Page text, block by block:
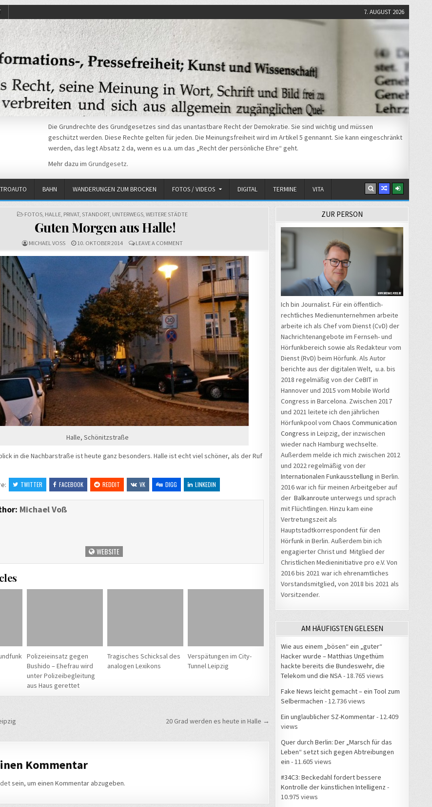
7. AUGUST 2026
Die Grundrechte des Grundgesetzes sind das unantastbare Recht der Demokratie. Sie sind wichtig und müssen
geschützt werden. Diese Rechte gelten für jeden. Die Meinungsfreiheit wird im Artikel 5 gennannt. Sie kann eingeschränkt
werden, das legt Absatz 2 da, wenn es u.a. um das „Recht der persönliche Ehre“ geht.
Mehr dazu im Grundgesetz.
BAHN WANDERUNGEN ZUM BROCKEN FOTOS / VIDEOS DIGITAL TERMINE VITA
POSTED
FOTOS HALLE PRIVAT, STANDORT, UNTERWEGS ,WEITERE STÄDTE
Guten Morgen aus Halle!
MICHAEL VOSS 10. OKTOBER 2014 LEAVE A COMMENTON
GUTEN
MORGEN
Halle, Schönitzstraße
in die Nachbarstraße ist heute ganz besonders. Halle ist echt viel schöner, als der Ruf
TWITTER FACEBOOK REDDIT VK DIGG LINKEDIN
Michael Voß
WEBSITE
Polizeieinsatz gegen
Bushido – Ehefrau wird
unter Polizeibegleitung
aus Haus gerettet
Tragisches Schicksal des
analogen Lexikons
Verspätungen im City-
Tunnel Leipzig
20 Grad werden es heute in Halle →
Kommentar
sein, um einen Kommentar abzugeben.
ZUR PERSON
Ich bin Journalist. Für ein öffentlich-
rechtliches Medienunternehmen arbeite
arbeite ich als Chef vom Dienst (CvD) der
Nachrichtenangebote im Fernseh- und
Hörfunkbereich sowie als Redakteur vom
Dienst (RvD) beim Hörfunk. Als Autor
berichte aus der digitalen Welt, u.a. bis
2018 regelmäßig von der CeBIT in
Hannover und 2015 vom Mobile World
Congress in Barcelona. Zwischen 2017
und 2021 leitete ich den jährlichen
Hörfunkpool vom Chaos Communication
Congress in Leipzig, der inzwischen
wieder nach Hamburg wechselte.
Außerdem melde ich mich zwischen 2012
und 2022 regelmäßig von der
Internationalen Funkausstellung in Berlin.
2016 war ich für meinen Arbeitgeber auf
der Balkanroute unterwegs und sprach
mit Flüchtlingen. Hinzu kam eine
Vertretungszeit als
Hauptstadtkorrespondent für den
Hörfunk in Berlin. Außerdem bin ich
engagierter Christ und Mitglied der
Christlichen Medieninitiative pro e.V. Von
2016 bis 2021 war ich ehrenamtliches
Vorstandsmitglied, von 2018 bis 2021 als
Vorsitzender.
AM HÄUFIGSTEN GELESEN
Wie aus einem „bösen“ ein „guter“
Hacker wurde – Matthias Ungethüm
hackte bereits die Bundeswehr, die
Telekom und die NSA - 18.765 views
Fake News leicht gemacht – ein Tool zum
Selbermachen - 12.736 views
Ein unglaublicher SZ-Kommentar- 12.409
views
Quer durch Berlin: Der „Marsch für das
Leben“ setzt sich gegen Abtreibungen
ein - 11.605 views
#34C3: Beckedahl fordert bessere
Kontrolle der künstlichen Intelligenz -
10.975 views